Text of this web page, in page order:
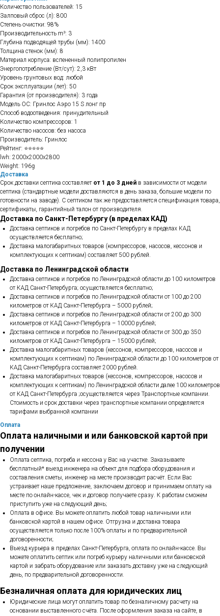
Количество пользователей: 15
Залповый сброс (л): 800
Степень очистки: 98%
Производительность m³: 3
Глубина подводящей трубы (мм): 1400
Толщина стенок (мм): 8
Материал корпуса: вспененный полипропилен
Энергопотребление (Вт/сут): 2,3 кВт
Уровень грунтовых вод: любой
Срок эксплуатации (лет): 50
Гарантия (от производителя): 3 года
Модель ОС: Гринлос Аэро 15 S лонг пр
Способ водоотведения: принудительный
Количество компрессоров: 1
Количество насосов: без насоса
Производитель: Гринлос
Рейтинг: ⭐⭐⭐⭐⭐
lwh: 2000x2000x2800
Weight: 196g
Доставка
Срок доставки септика составляет от 1 до 3 дней в зависимости от модели
септика (стандартные модели доставляются в день заказа, большие модели по
готовности на заводе). С септиком так же предоставляется спецификация товара,
сертификаты, гарантийный талон от производителя.
Доставка по Санкт-Петербургу (в пределах КАД)
Доставка септиков и погребов по Санкт-Петербургу в пределах КАД
осуществляется бесплатно;
Доставка малогабаритных товаров (компрессоров, насосов, кессонов и
комплектующих к септикам) составляет 500 рублей.
Доставка по Ленинградской области
Доставка септиков и погребов по Ленинградской области до 100 километров
от КАД Санкт-Петербурга; осуществляется бесплатно;
Доставка септиков и погребов по Ленинградской области от 100 до 200
километров от КАД Санкт-Петербурга – 5000 рублей;
Доставка септиков и погребов по Ленинградской области от 200 до 300
километров от КАД Санкт-Петербурга – 10000 рублей;
Доставка септиков и погребов по Ленинградской области от 300 до 350
километров от КАД Санкт-Петербурга – 15000 рублей;
Доставка малогабаритных товаров (кессонов, компрессоров, насосов и
комплектующих к септикам) по Ленинградской области до 100 километров от
КАД Санкт-Петербурга составляет 2000 рублей.
Доставка малогабаритных товаров (кессонов, компрессоров, насосов и
комплектующих к септикам) по Ленинградской области далее 100 километров
от КАД Санкт-Петербурга ;осуществляется через Транспортные компании.
Стоимость и срок доставки через транспортные компании определяется
тарифами выбранной компании
Оплата
Оплата наличными и или банковской картой при
получении
Оплата септика, погреба и кессона у Вас на участке. Заказываете
бесплатный* выезд инженера на объект для подбора оборудования и
составления сметы, инженер на месте производит расчёт. Если Вас
устраивает наше предложение, заключаем договор и принимаем оплату на
месте по онлайн-кассе, чек и договор получаете сразу. К работам сможем
приступить уже на следующий день;
Оплата в офисе. Вы можете оплатить любой товар наличными или
банковской картой в нашем офисе. Отгрузка и доставка товара
осуществляется только после 100% оплаты и по предварительной
договоренности;
Выезд курьера в пределах Санкт-Петербурга, оплата по онлайн-кассе. Вы
можете оплатить септик или погреб курьеру наличными или банковской
картой и забрать оборудование или заказать доставку уже на следующий
день, по предварительной договоренности.
Безналичная оплата для юридических лиц
Юридические лица могут оплатить товар по безналичному расчету на
основании выставленного счёта. После оформления заказа на сайте, в